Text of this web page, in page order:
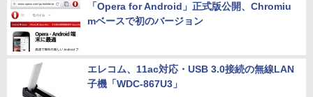
「Opera for Android」正式版公開、Chromiu
mベースで初のバージョン
エレコム、11ac対応・USB 3.0接続の無線LAN
子機「WDC-867U3」